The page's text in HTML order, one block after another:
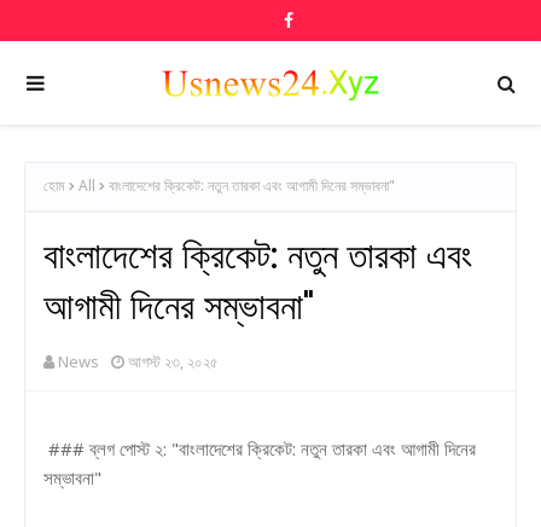
হোম All বাংলাদেশের ক্রিকেট: নতুন তারকা এবং আগামী দিনের সম্ভাবনা"
বাংলাদেশের ক্রিকেট: নতুন তারকা এবং
আগামী দিনের সম্ভাবনা"
News আগস্ট ২৩, ২০২৫
### ব্লগ পোস্ট ২: "বাংলাদেশের ক্রিকেট: নতুন তারকা এবং আগামী দিনের
সম্ভাবনা"